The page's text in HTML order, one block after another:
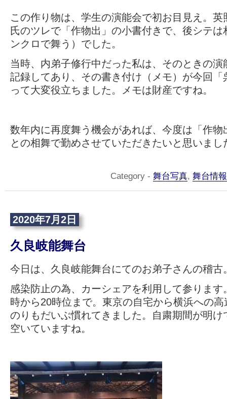
この作り物は、学生の演能会で初お目見え。
氏のツレで「作物出」の小書付きで、後シテ
ンクロで舞う）でした。
当時、内弟子修行中だった私は、そのときの
記録してあり、その書き付け（メモ）が今回「
って大変役立ちました。メモは財産ですね。
数年内に再度舞う機会があれば、今度は「作物
との相舞で勤めさせていただきたいと思いまし
Category - 舞台写真, 舞台情報
2020年7月2日
久良岐能舞台
今日は、久良岐能舞台にてのお弟子さんの稽古
感染防止の為、カーシェアを利用して参ります
時から20時位まで。東京の自宅から横浜への
のりもだいぶ慣れてきました。自粛期間が明け
空いていますね。